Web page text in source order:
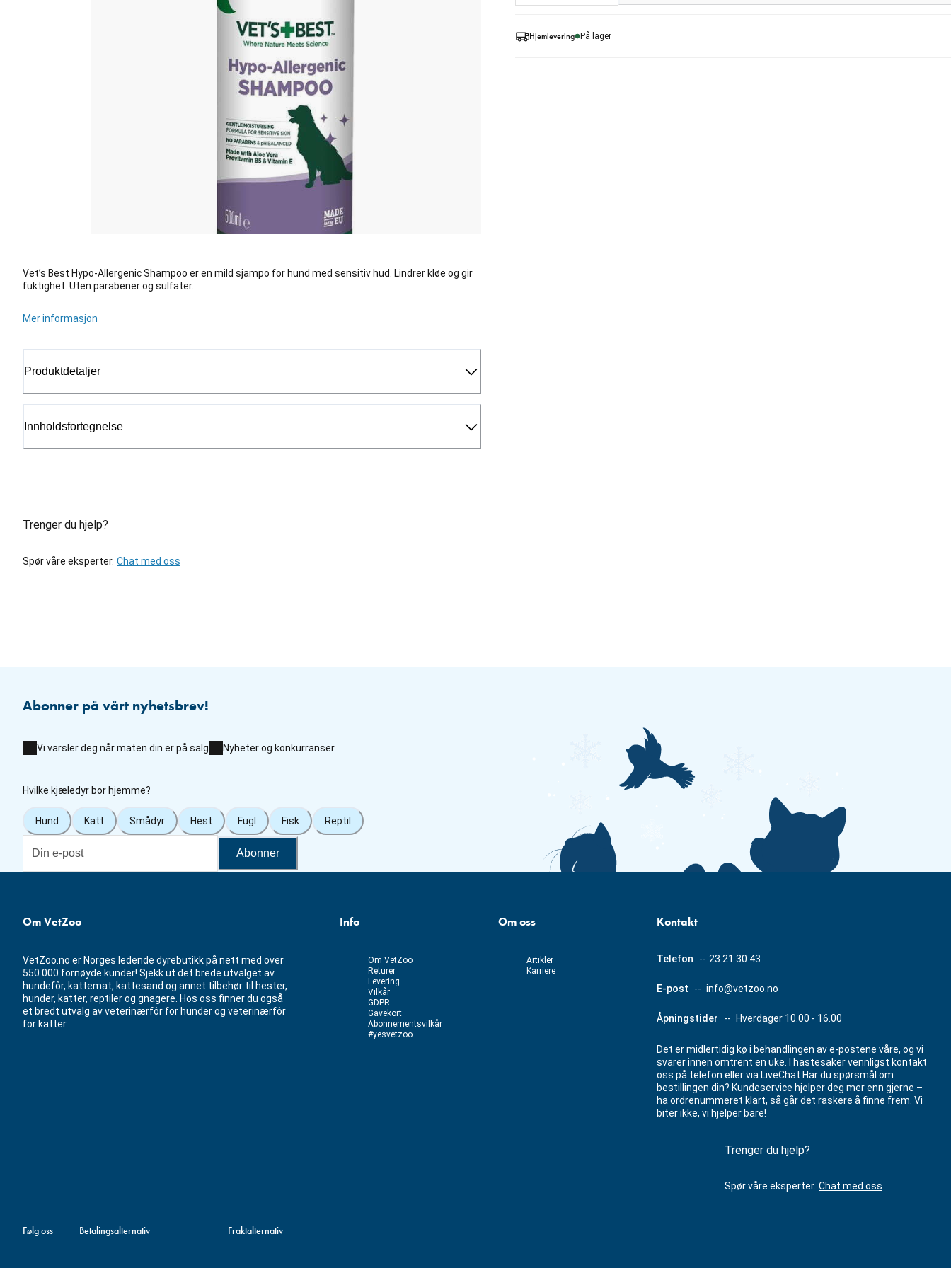
Vet’s Best Hypo-Allergenic Shampoo er en mild sjampo for hund med sensitiv hud. Lindrer kløe og gir
fuktighet. Uten parabener og sulfater.
Mer informasjon
Produktdetaljer
Innholdsfortegnelse
Trenger du hjelp?
Spør våre eksperter. Chat med oss
Hjemlevering På lager
Abonner på vårt nyhetsbrev!
Vi varsler deg når maten din er på salg Nyheter og konkurranser
Hvilke kjæledyr bor hjemme?
Hund Katt Smådyr Hest Fugl Fisk Reptil
Abonner
Om VetZoo
VetZoo.no er Norges ledende dyrebutikk på nett med over
550 000 fornøyde kunder! Sjekk ut det brede utvalget av
hundefôr, kattemat, kattesand og annet tilbehør til hester,
hunder, katter, reptiler og gnagere. Hos oss finner du også
et bredt utvalg av veterinærfôr for hunder og veterinærfôr
for katter.
Info
Om VetZoo
Returer
Levering
Vilkår
GDPR
Gavekort
Abonnementsvilkår
#yesvetzoo
Om oss
Artikler
Karriere
Kontakt
Telefon -- 23 21 30 43
E-post -- info@vetzoo.no
Åpningstider -- Hverdager 10.00 - 16.00
Det er midlertidig kø i behandlingen av e-postene våre, og vi
svarer innen omtrent en uke. I hastesaker vennligst kontakt
oss på telefon eller via LiveChat Har du spørsmål om
bestillingen din? Kundeservice hjelper deg mer enn gjerne –
ha ordrenummeret klart, så går det raskere å finne frem. Vi
biter ikke, vi hjelper bare!
Trenger du hjelp?
Spør våre eksperter. Chat med oss
Følg oss Betalingsalternativ Fraktalternativ